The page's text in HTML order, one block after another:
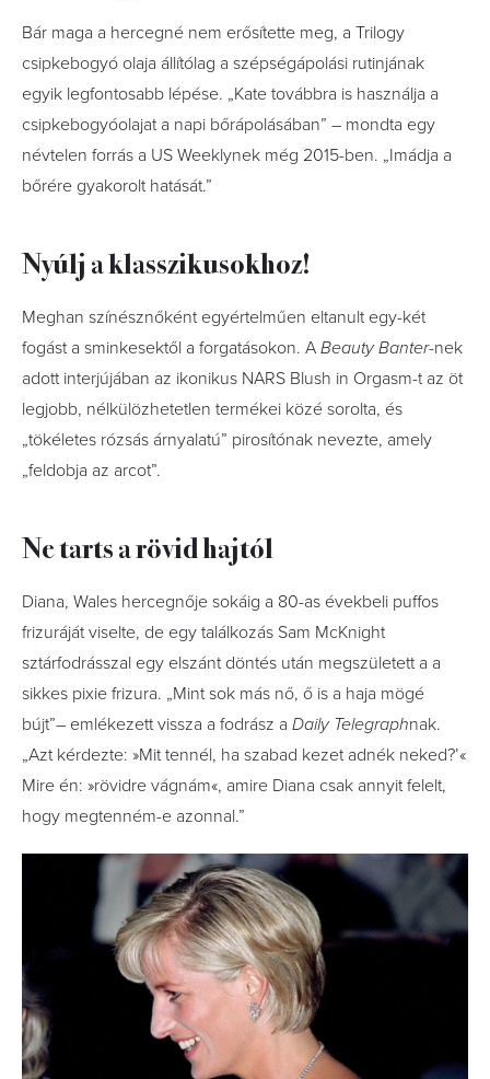
Bár maga a hercegné nem erősítette meg, a Trilogy
csipkebogyó olaja állítólag a szépségápolási rutinjának
egyik legfontosabb lépése. „Kate továbbra is használja a
csipkebogyóolajat a napi bőrápolásában” – mondta egy
névtelen forrás a US Weeklynek még 2015-ben. „Imádja a
bőrére gyakorolt hatását.”
Nyúlj a klasszikusokhoz!
Meghan színésznőként egyértelműen eltanult egy-két
fogást a sminkesektől a forgatásokon. A Beauty Banter-nek
adott interjújában az ikonikus NARS Blush in Orgasm-t az öt
legjobb, nélkülözhetetlen termékei közé sorolta, és
„tökéletes rózsás árnyalatú” pirosítónak nevezte, amely
„feldobja az arcot”.
Ne tarts a rövid hajtól
Diana, Wales hercegnője sokáig a 80-as évekbeli puffos
frizuráját viselte, de egy találkozás Sam McKnight
sztárfodrásszal egy elszánt döntés után megszületett a a
sikkes pixie frizura. „Mint sok más nő, ő is a haja mögé
bújt”– emlékezett vissza a fodrász a Daily Telegraphnak.
„Azt kérdezte: »Mit tennél, ha szabad kezet adnék neked?’«
Mire én: »rövidre vágnám«, amire Diana csak annyit felelt,
hogy megtenném-e azonnal.”